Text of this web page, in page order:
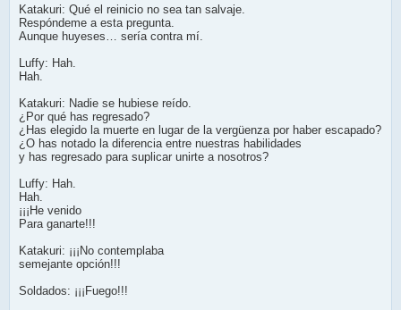
Katakuri: Qué el reinicio no sea tan salvaje.
Respóndeme a esta pregunta.
Aunque huyeses… sería contra mí.
Luffy: Hah.
Hah.
Katakuri: Nadie se hubiese reído.
¿Por qué has regresado?
¿Has elegido la muerte en lugar de la vergüenza por haber escapado?
¿O has notado la diferencia entre nuestras habilidades
y has regresado para suplicar unirte a nosotros?
Luffy: Hah.
Hah.
¡¡¡He venido
Para ganarte!!!
Katakuri: ¡¡¡No contemplaba
semejante opción!!!
Soldados: ¡¡¡Fuego!!!